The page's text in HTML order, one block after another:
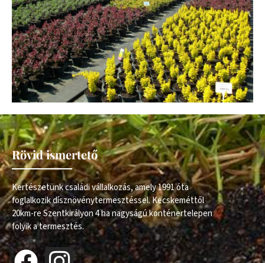
Rövid ismertető
Kertészetünk családi vállalkozás, amely 1991 óta
foglalkozik dísznövénytermesztéssel. Kecskeméttől
20km-re Szentkirályon 4 ha nagyságú konténertelepen
folyik a termesztés.